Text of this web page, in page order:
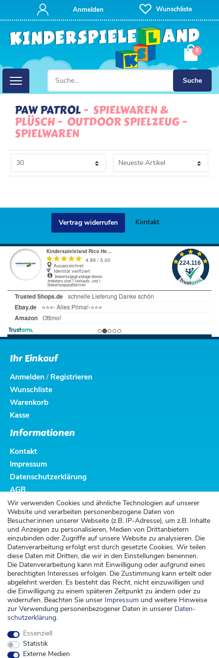
Suche
Anmelden Wunschliste
0
PAW PATROL SPIELWAREN &
PLÜSCH OUTDOOR SPIELZEUG
SPIELWAREN
Vertrag widerrufen Kontakt
Wir verwenden Cookies und ähnliche Technologien auf unserer
Website und verarbeiten personenbezogene Daten von
Besucher:innen unserer Webseite (z.B. IP-Adresse), um z.B. Inhalte
und Anzeigen zu personalisieren, Medien von Drittanbietern
einzubinden oder Zugriffe auf unsere Website zu analysieren. Die
Datenverarbeitung erfolgt erst durch gesetzte Cookies. Wir teilen
diese Daten mit Dritten, die wir in den Einstellungen benennen.
Die Datenverarbeitung kann mit Einwilligung oder aufgrund eines
berechtigten Interesses erfolgen. Die Zustimmung kann erteilt oder
abgelehnt werden. Es besteht das Recht, nicht einzuwilligen und
die Einwilligung zu einem späteren Zeitpunkt zu ändern oder zu
widerrufen. Beachten Sie unser Impressum und weitere Hinweise
zur Verwendung personenbezogener Daten in unserer Daten­
schutz­erklärung.
Essenziell
Statistik
Externe Medien
Ihr Einkauf
Anmelden / Registrieren
Wunschliste
Warenkorb
Kasse
Informationen
Kontakt
Impressum
Datenschutzerklärung
AGB
Altbatterieentsorgung
Kundenservice
Versand
Zahlung
Widerrufsrecht
Widerrufsformular
Kontakt
kontakt@kinderspieleland.de
Montag, Dienstag, Freitag von 7.30 bis 15.00 Uhr
Anrufe aus dem dt. Festnetz zum Ortstarif, Preise aus dem Mobilfunknetz ggf.
FILTER
P
E
S